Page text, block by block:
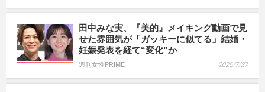
田中みな実、『美的』メイキング動画で見
せた雰囲気が「ガッキーに似てる」結婚・
妊娠発表を経て“変化”か
週刊女性PRIME 2026/7/27